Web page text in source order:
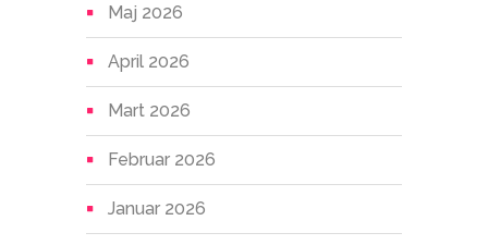
Maj 2026
April 2026
Mart 2026
Februar 2026
Januar 2026